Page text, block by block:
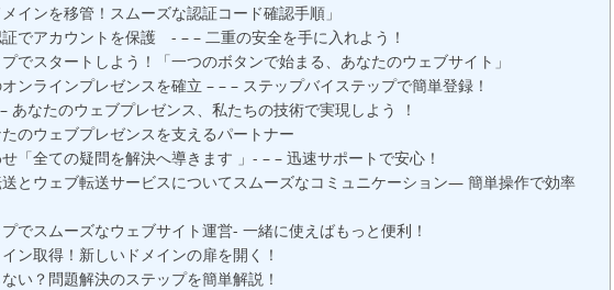
インを移管！スムーズな認証コード確認手順」
でアカウントを保護 - – – 二重の安全を手に入れよう！
でスタートしよう！「一つのボタンで始まる、あなたのウェブサイト」
ンラインプレゼンスを確立 – – – ステップバイステップで簡単登録！
あなたのウェブプレゼンス、私たちの技術で実現しよう ！
のウェブプレゼンスを支えるパートナー
「全ての疑問を解決へ導きます 」- – – 迅速サポートで安心！
とウェブ転送サービスについてスムーズなコミュニケーション— 簡単操作で効率
でスムーズなウェブサイト運営- 一緒に使えばもっと便利！
ン取得！新しいドメインの扉を開く！
い？問題解決のステップを簡単解説！